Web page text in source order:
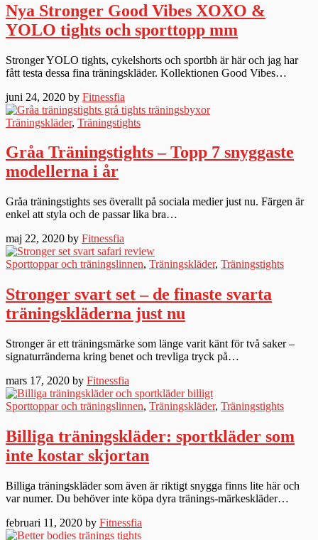
Nya Stronger Good Vibes XOXO &
YOLO tights och sporttopp mm
Stronger YOLO tights, cykelshorts och sportbh är här och jag har
fått testa dessa fina träningskläder. Kollektionen Good Vibes…
juni 24, 2020 by Fitnessfia
Träningskläder, Träningstights
Gråa Träningstights – Topp 7 snyggaste
modellerna i år
Gråa träningstights ses överallt på sociala medier just nu. Färgen är
enkel att styla och de passar lika bra…
maj 22, 2020 by Fitnessfia
Sporttoppar och träningslinnen, Träningskläder, Träningstights
Stronger svart set – de finaste svarta
träningskläderna just nu
Stronger är ett träningsmärke som länge varit känt för två saker –
signaturränderna kring benet och trevliga tryck på…
mars 17, 2020 by Fitnessfia
Sporttoppar och träningslinnen, Träningskläder, Träningstights
Billiga träningskläder: sportkläder som
inte kostar skjortan
Billiga träningskläder som även är riktigt snygga finns lite här och
var numer. Du behöver inte köpa dyra tränings-märkeskläder…
februari 11, 2020 by Fitnessfia